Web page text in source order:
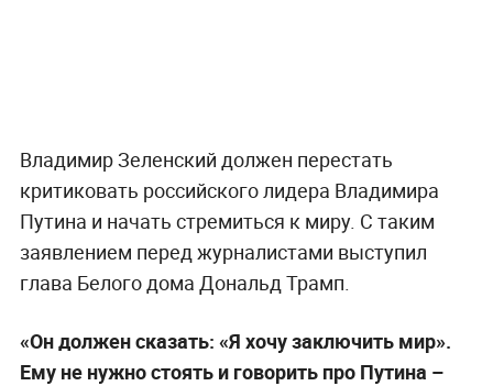
Владимир Зеленский должен перестать
критиковать российского лидера Владимира
Путина и начать стремиться к миру. С таким
заявлением перед журналистами выступил
глава Белого дома Дональд Трамп.
«Он должен сказать: «Я хочу заключить мир».
Ему не нужно стоять и говорить про Путина –